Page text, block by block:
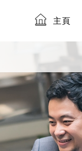
主頁